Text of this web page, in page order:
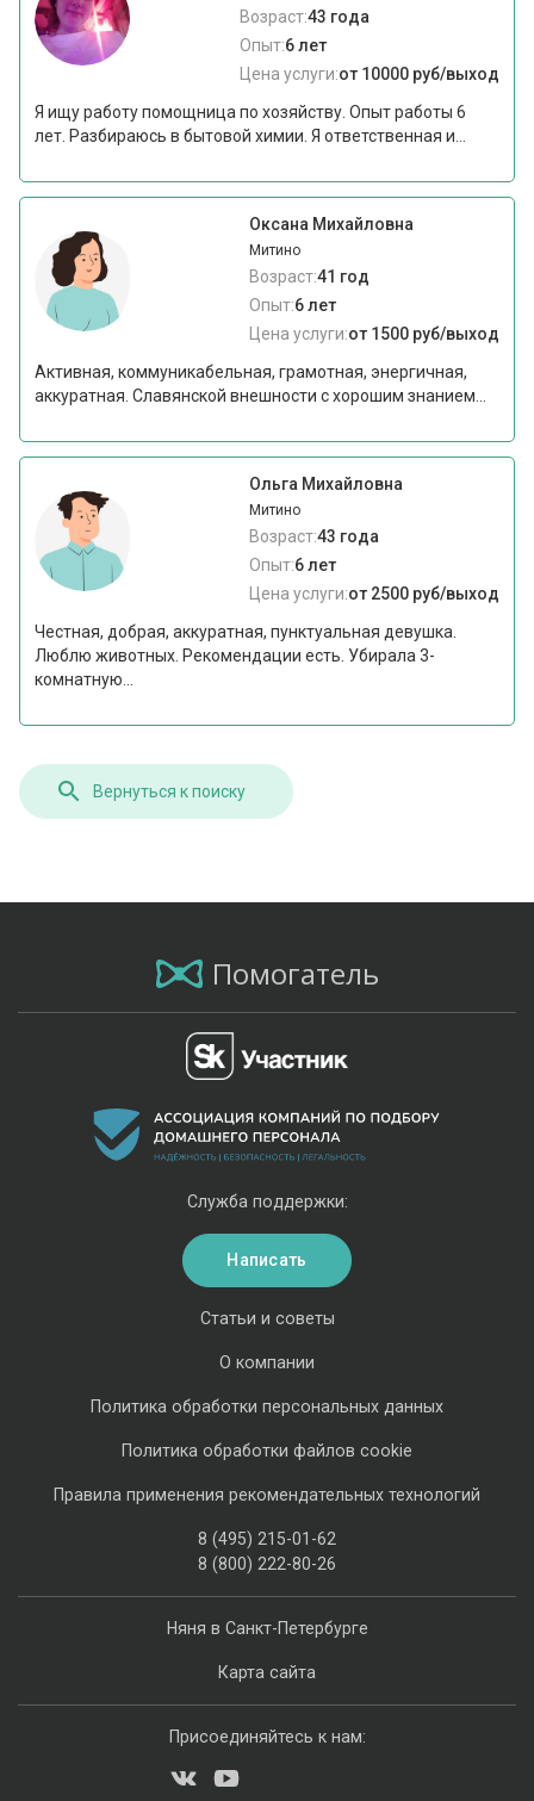
Возраст:43 года
Опыт:6 лет
Цена услуги:от 10000 руб/выход
Я ищу работу помощница по хозяйству. Опыт работы 6
лет. Разбираюсь в бытовой химии. Я ответственная и...
Оксана Михайловна
Митино
Возраст:41 год
Опыт:6 лет
Цена услуги:от 1500 руб/выход
Активная, коммуникабельная, грамотная, энергичная,
аккуратная. Славянской внешности с хорошим знанием...
Ольга Михайловна
Митино
Возраст:43 года
Опыт:6 лет
Цена услуги:от 2500 руб/выход
Честная, добрая, аккуратная, пунктуальная девушка.
Люблю животных. Рекомендации есть. Убирала 3-
комнатную...
Вернуться к поиску
Помогатель
Няня в Санкт-Петербурге
Карта сайта
Статьи и советы
О компании
Политика обработки персональных данных
Политика обработки файлов cookie
Правила применения рекомендательных технологий
8 (495) 215-01-62
8 (800) 222-80-26
Служба поддержки:
Написать
Присоединяйтесь к нам: